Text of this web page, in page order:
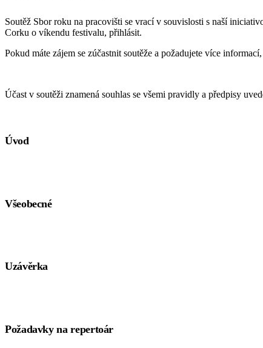
Soutěž Sbor roku na pracovišti se vrací v souvislosti s naší
Corku o víkendu festivalu, přihlásit.
Pokud máte zájem se zúčastnit soutěže a požadujete více
Účast v soutěži znamená souhlas se všemi pravidly a předpisy
Úvod
Všeobecné
Uzávěrka
Požadavky na repertoár